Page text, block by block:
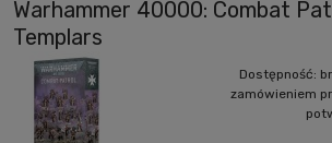
Warhammer 40000: Combat
Templars
Dostępność:
zamówieniem